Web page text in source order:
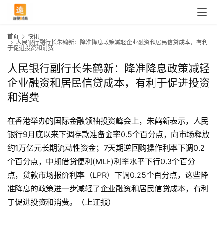
首
页
首页
快讯
人民银行副行长朱鹤新：降准降息政策减轻企业融资和居民信贷成本，有利
于促进投资和消费
人民银行副行长朱鹤新：降准降息政策减轻
企业融资和居民信贷成本，有利于促进投资
和消费
在香港举办的国际金融领袖投资峰会上，朱鹤新表示，人民
银行9月底以来下调存款准备金率0.5个百分点，向市场释放
约1万亿元长期流动性资金；7天期逆回购操作利率下调0.2
个百分点，中期借贷便利(MLF)利率水平下行0.3个百分
点，贷款市场报价利率（LPR）下调0.25个百分点，这些降
准降息的政策进一步减轻了企业融资和居民信贷成本，有利
于促进投资和消费。（上证报）